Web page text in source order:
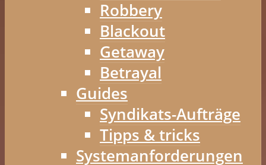
Robbery
Blackout
Getaway
Betrayal
Guides
Syndikats-Aufträge
Tipps & tricks
Systemanforderungen